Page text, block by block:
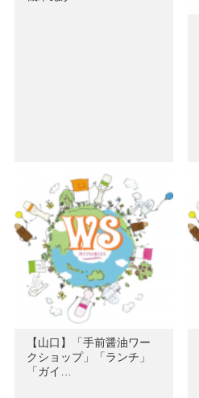
【山口】「手前醤油ワー
クショップ」「ランチ」
「ガイ…